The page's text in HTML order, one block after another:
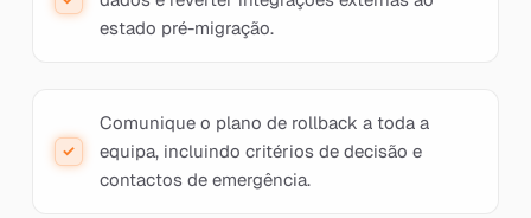
estado pré-migração.
Comunique o plano de rollback a toda a
equipa, incluindo critérios de decisão e
contactos de emergência.